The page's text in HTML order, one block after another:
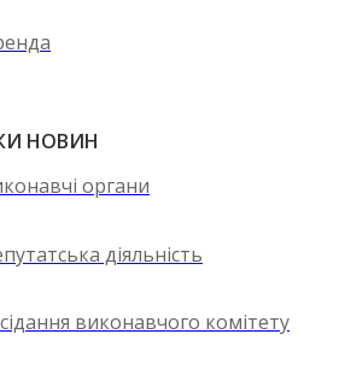
НОВИН
органи
діяльність
виконавчого комітету